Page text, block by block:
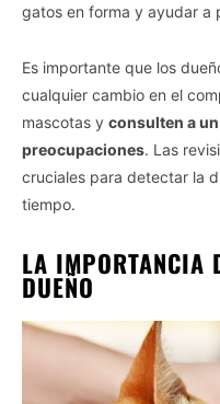
gatos en forma y ayudar a
Es importante que los
cualquier cambio en el
mascotas y consulten a
preocupaciones. Las
cruciales para detectar la
tiempo.
LA IMPORTANCIA
DUEÑO